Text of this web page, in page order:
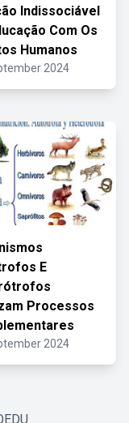
Indissociável
Com Os
Humanos
2024
E
Processos
2024